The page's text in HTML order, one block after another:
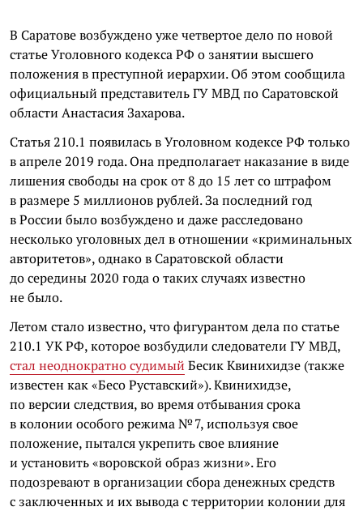
В Саратове возбуждено уже четвертое дело по новой
статье Уголовного кодекса РФ о занятии высшего
положения в преступной иерархии. Об этом сообщила
официальный представитель ГУ МВД по Саратовской
области Анастасия Захарова.
Статья 210.1 появилась в Уголовном кодексе РФ только
в апреле 2019 года. Она предполагает наказание в виде
лишения свободы на срок от 8 до 15 лет со штрафом
в размере 5 миллионов рублей. За последний год
в России было возбуждено и даже расследовано
несколько уголовных дел в отношении «криминальных
авторитетов», однако в Саратовской области
до середины 2020 года о таких случаях известно
не было.
Летом стало известно, что фигурантом дела по статье
210.1 УК РФ, которое возбудили следователи ГУ МВД,
стал неоднократно судимый Бесик Квинихидзе (также
известен как «Бесо Руставский»). Квинихидзе,
по версии следствия, во время отбывания срока
в колонии особого режима № 7, используя свое
положение, пытался укрепить свое влияние
и установить «воровской образ жизни». Его
подозревают в организации сбора денежных средств
с заключенных и их вывода с территории колонии для